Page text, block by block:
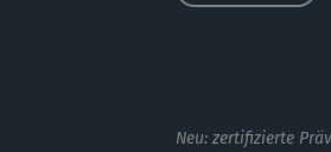
Neu: zertifizierte